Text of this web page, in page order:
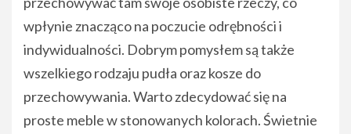
wpłynie znacząco na poczucie odrębności i
indywidualności. Dobrym pomysłem są także
wszelkiego rodzaju pudła oraz kosze do
przechowywania. Warto zdecydować się na
proste meble w stonowanych kolorach. Świetnie